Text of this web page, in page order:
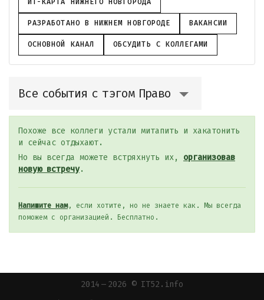
ИТ-КАРТА НИЖНЕГО НОВГОРОДА
РАЗРАБОТАНО В НИЖНЕМ НОВГОРОДЕ ВАКАНСИИ
ОСНОВНОЙ КАНАЛ ОБСУДИТЬ С КОЛЛЕГАМИ
Все события с тэгом Право
Похоже все коллеги устали митапить и хакатонить
и сейчас отдыхают.
Но вы всегда можете встряхнуть их, организовав
новую встречу.
Напишите нам, если хотите, но не знаете как. Мы всегда
поможем с организацией. Бесплатно.
2014 — 2026 © IT52.info